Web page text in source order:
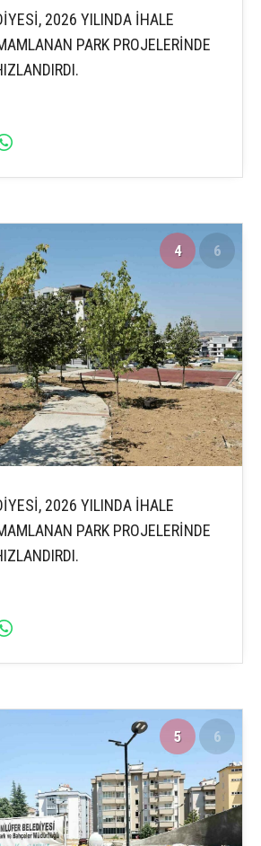
2026 YILINDA İHALE
PARK PROJELERİNDE
4 6
2026 YILINDA İHALE
PARK PROJELERİNDE
5 6